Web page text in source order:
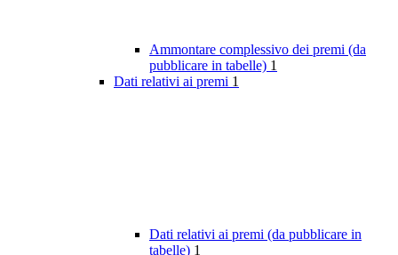
Ammontare complessivo dei premi (da
pubblicare in tabelle) 1
Dati relativi ai premi 1
Dati relativi ai premi (da pubblicare in
tabelle) 1